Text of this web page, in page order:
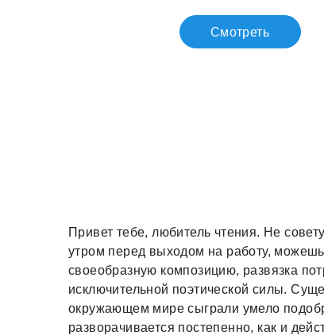
Смотреть
Привет тебе, любитель чтения. Не
утром перед выходом на работу,
своеобразную композицию, развязка
исключительной поэтической силы.
окружающем мире сыграли умело
разворачивается постепенно, как и